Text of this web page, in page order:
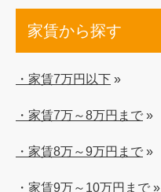
家賃から探す
・家賃7万円以下 »
・家賃7万～8万円まで »
・家賃8万～9万円まで »
・家賃9万～10万円まで »